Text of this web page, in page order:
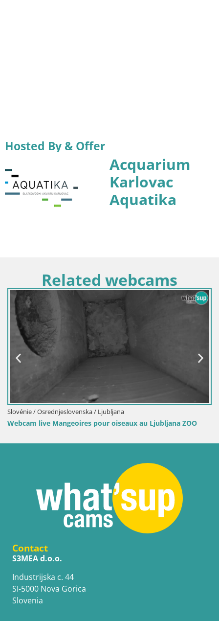
Hosted By & Offer
Acquarium
Karlovac
Aquatika
Related webcams
au Ljubljana ZOO
Live webcam Mangeoires pour
Contact
S3MEA d.o.o.
Industrijska c. 44
SI-5000 Nova Gorica
Slovenia